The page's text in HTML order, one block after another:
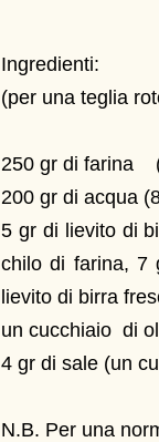
Ingredienti:
(per una teglia
250 gr di farina
200 gr di acqua
5 gr di lievito di
chilo di farina, 7
lievito di birra
un cucchiaio di
4 gr di sale (un
N.B. Per una